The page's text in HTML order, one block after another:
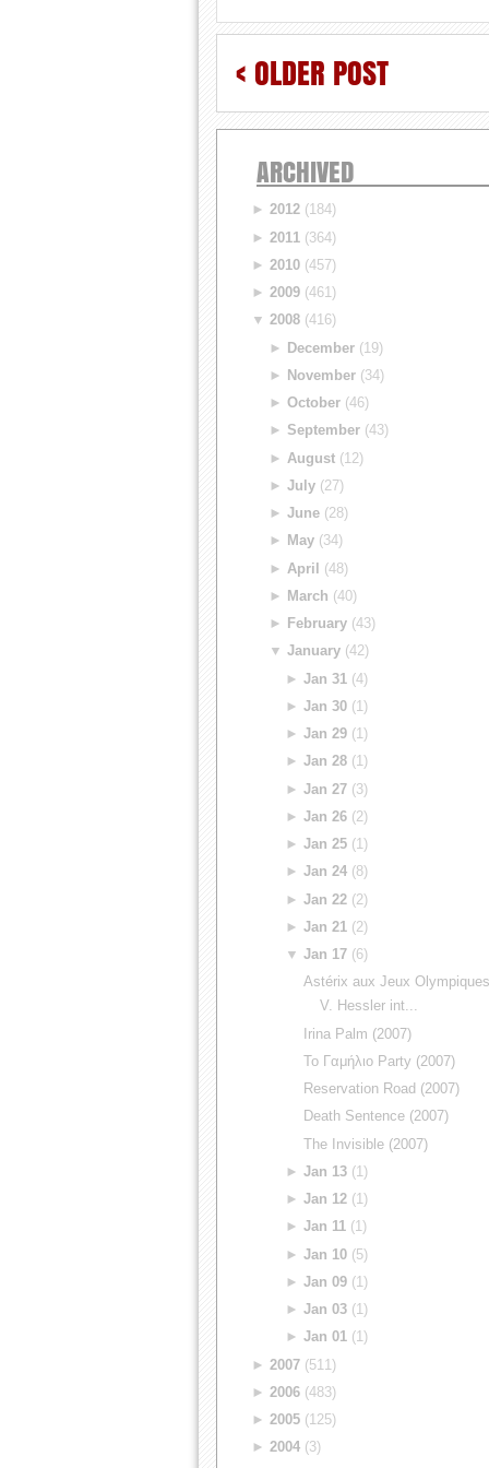
< OLDER POST
ARCHIVED
►2012 (184)
►2011 (364)
►2010 (457)
►2009 (461)
▼2008 (416)
► December(19)
►
November(34)
► October(46)
► September(43)
► August(12)
► July(27)
► June(28)
►
May(34)
► April (48)
►
March (40)
►
February(43)
▼ January(42)
►Jan 31 (4)
►Jan 30 (1)
►Jan 29 (1)
►Jan 28 (1)
►Jan 27 (3)
►Jan 26 (2)
►Jan 25 (1)
►Jan 24 (8)
►Jan 22 (2)
►Jan 21 (2)
▼Jan 17 (6)
Astérix aux Jeux
V. Hessler int...
Irina Palm (2007)
Το Γαμήλιο Party (2007)
Reservation Road (2007)
Death Sentence (2007)
The Invisible (2007)
►Jan 13 (1)
►Jan 12 (1)
►Jan 11 (1)
►Jan 10 (5)
►Jan 09 (1)
►Jan 03 (1)
►Jan 01 (1)
►2007 (511)
►2006 (483)
►2005 (125)
►2004 (3)